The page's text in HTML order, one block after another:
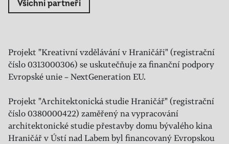
Všichni partneři
Projekt "Kreativní vzdělávání v Hraničáři" (registrační
číslo 0313000306) se uskutečňuje za finanční podpory
Evropské unie – NextGeneration EU.
Projekt "Architektonická studie Hraničář" (registrační
číslo 0380000422) zaměřený na vypracování
architektonické studie přestavby domu bývalého kina
Hraničář v Ústí nad Labem byl financovaný Evropskou